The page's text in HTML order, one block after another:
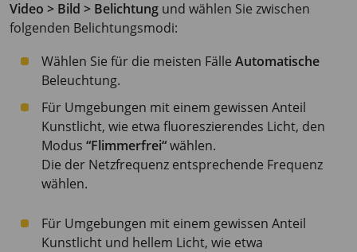
Video > Bild > Belichtung und wählen Sie zwischen
folgenden Belichtungsmodi:
Wählen Sie für die meisten Fälle Automatische
Beleuchtung.
Für Umgebungen mit einem gewissen Anteil
Kunstlicht, wie etwa fluoreszierendes Licht, den
Modus “Flimmerfrei“wählen.
Die der Netzfrequenz entsprechende Frequenz
wählen.
Für Umgebungen mit einem gewissen Anteil
Kunstlicht und hellem Licht, wie etwa